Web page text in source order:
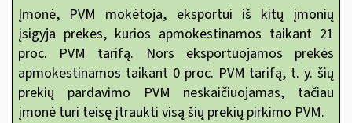
Įmonė, PVM mokėtoja, eksportui iš kitų įmonių
įsigyja prekes, kurios apmokestinamos taikant 21
proc. PVM tarifą. Nors eksportuojamos prekės
apmokestinamos taikant 0 proc. PVM tarifą, t. y. šių
prekių pardavimo PVM neskaičiuojamas, tačiau
įmonė turi teisę įtraukti visą šių prekių pirkimo PVM.